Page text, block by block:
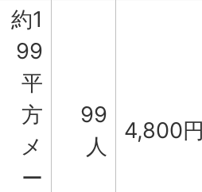
約1
99
平
方
メ
ー
99
人
4,800